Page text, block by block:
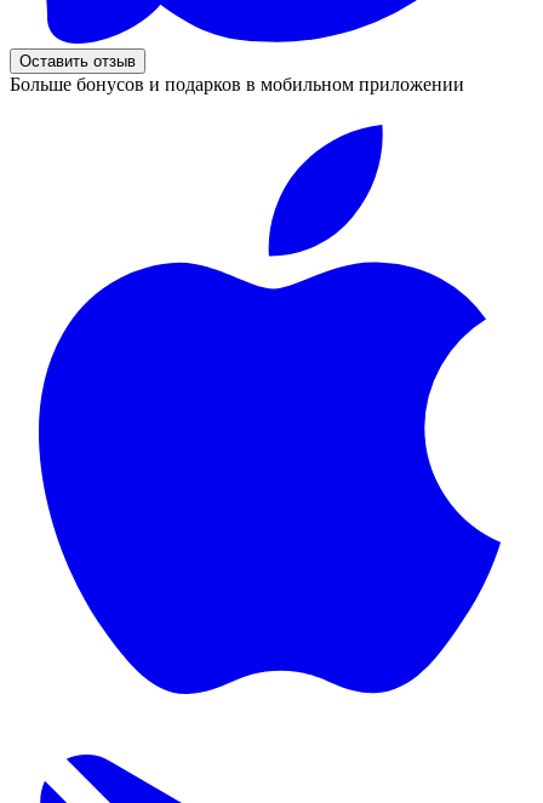
Оставить отзыв
Больше бонусов и подарков в мобильном приложении